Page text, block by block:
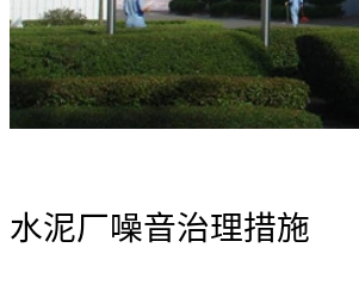
水泥厂噪音治理措施